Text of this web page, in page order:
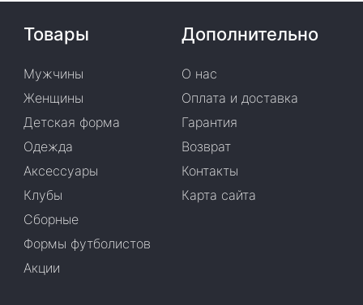
Товары
Мужчины
Женщины
Детская форма
Одежда
Аксессуары
Клубы
Сборные
Формы футболистов
Акции
Дополнительно
О нас
Оплата и доставка
Гарантия
Возврат
Контакты
Карта сайта